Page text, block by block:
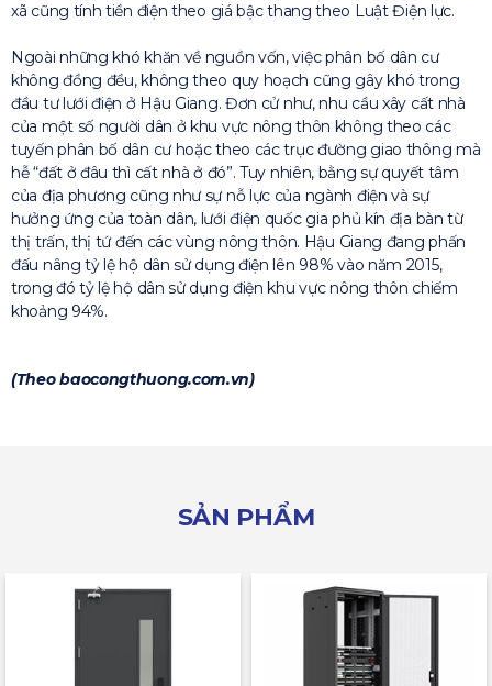
xã cũng tính tiền điện theo giá bậc thang theo Luật Điện lực.
Ngoài những khó khăn về nguồn vốn, việc phân bố dân cư
không đồng đều, không theo quy hoạch cũng gây khó trong
đầu tư lưới điện ở Hậu Giang. Đơn cử như, nhu cầu xây cất nhà
của một số người dân ở khu vực nông thôn không theo các
tuyến phân bố dân cư hoặc theo các trục đường giao thông mà
hễ “đất ở đâu thì cất nhà ở đó”. Tuy nhiên, bằng sự quyết tâm
của địa phương cũng như sự nỗ lực của ngành điện và sự
hưởng ứng của toàn dân, lưới điện quốc gia phủ kín địa bàn từ
thị trấn, thị tứ đến các vùng nông thôn. Hậu Giang đang phấn
đấu nâng tỷ lệ hộ dân sử dụng điện lên 98% vào năm 2015,
trong đó tỷ lệ hộ dân sử dụng điện khu vực nông thôn chiếm
khoảng 94%.
(Theo baocongthuong.com.vn)
SẢN PHẨM